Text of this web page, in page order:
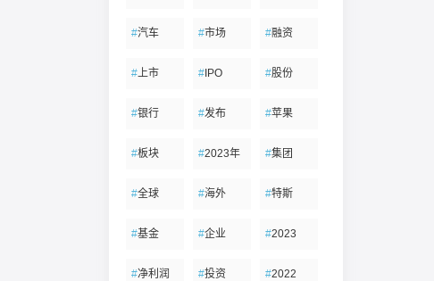
#汽车 #市场 #融资
#上市 #IPO #股份
#银行 #发布 #苹果
#板块 #2023年 #集团
#全球 #海外 #特斯
#基金 #企业 #2023
#净利润 #投资 #2022